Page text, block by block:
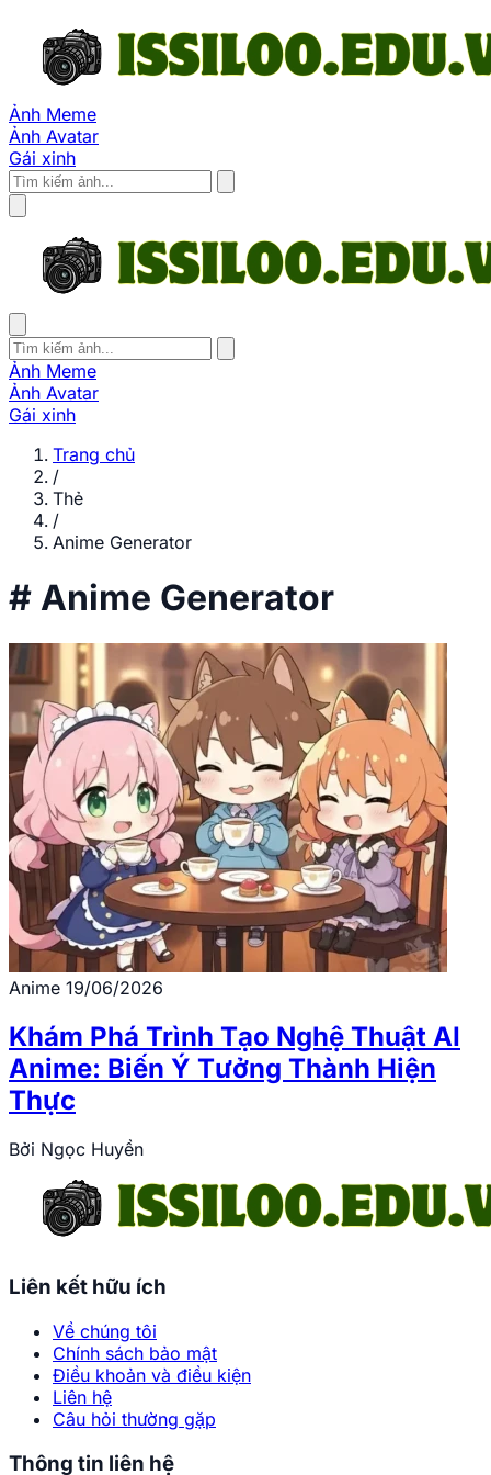
Ảnh Meme
Ảnh Avatar
Gái xinh
Ảnh Meme
Ảnh Avatar
Gái xinh
Trang chủ
/
Thẻ
/
Anime Generator
# Anime Generator
Anime 19/06/2026
Khám Phá Trình Tạo Nghệ Thuật AI
Anime: Biến Ý Tưởng Thành Hiện
Thực
Bởi Ngọc Huyền
Liên kết hữu ích
Về chúng tôi
Chính sách bảo mật
Điều khoản và điều kiện
Liên hệ
Câu hỏi thường gặp
Thông tin liên hệ